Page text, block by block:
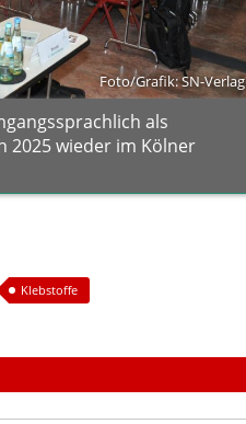
Foto/Grafik: SN-Verlag
als
2025 wieder im Kölner
Klebstoffe